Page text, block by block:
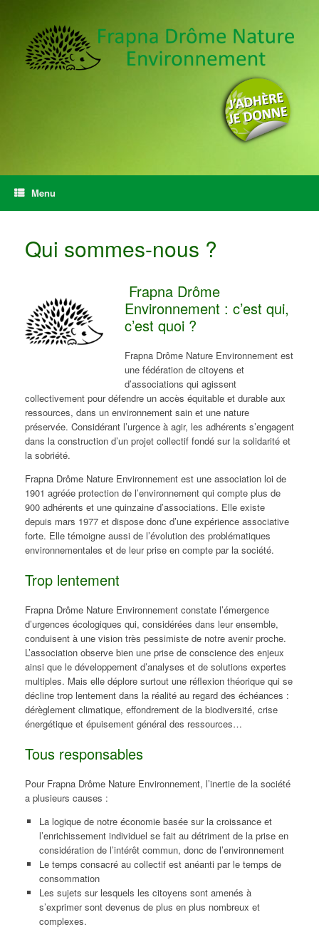
Menu
Qui sommes-nous ?
Frapna Drôme
Environnement : c’est qui,
c’est quoi ?
Frapna Drôme Nature Environnement est
une fédération de citoyens et
d’associations qui agissent
collectivement pour défendre un accès équitable et durable aux
ressources, dans un environnement sain et une nature
préservée. Considérant l’urgence à agir, les adhérents s’engagent
dans la construction d’un projet collectif fondé sur la solidarité et
la sobriété.
Frapna Drôme Nature Environnement est une association loi de
1901 agréée protection de l’environnement qui compte plus de
900 adhérents et une quinzaine d’associations. Elle existe
depuis mars 1977 et dispose donc d’une expérience associative
forte. Elle témoigne aussi de l’évolution des problématiques
environnementales et de leur prise en compte par la société.
Trop lentement
Frapna Drôme Nature Environnement constate l’émergence
d’urgences écologiques qui, considérées dans leur ensemble,
conduisent à une vision très pessimiste de notre avenir proche.
L’association observe bien une prise de conscience des enjeux
ainsi que le développement d’analyses et de solutions expertes
multiples. Mais elle déplore surtout une réflexion théorique qui se
décline trop lentement dans la réalité au regard des échéances :
dérèglement climatique, effondrement de la biodiversité, crise
énergétique et épuisement général des ressources…
Tous responsables
Pour Frapna Drôme Nature Environnement, l’inertie de la société
a plusieurs causes :
La logique de notre économie basée sur la croissance et
l’enrichissement individuel se fait au détriment de la prise en
considération de l’intérêt commun, donc de l’environnement
Le temps consacré au collectif est anéanti par le temps de
consommation
Les sujets sur lesquels les citoyens sont amenés à
s’exprimer sont devenus de plus en plus nombreux et
complexes.